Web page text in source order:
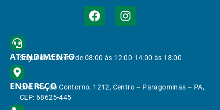
ATENDIMENTO
Segunda à Sexta de 08:00 às 12:00-14:00 às 18:00
ENDEREÇO
End.: Av. do Contorno, 1212, Centro – Paragominas – PA,
CEP: 68625-445